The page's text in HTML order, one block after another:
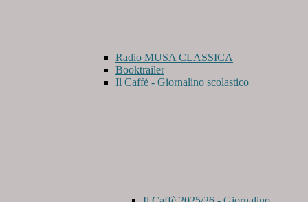
Radio MUSA CLASSICA
Booktrailer
Il Caffè - Giornalino scolastico